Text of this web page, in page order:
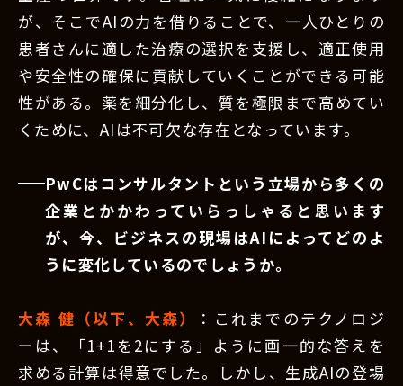
が、そこでAIの力を借りることで、一人ひとりの
患者さんに適した治療の選択を支援し、適正使用
や安全性の確保に貢献していくことができる可能
性がある。薬を細分化し、質を極限まで高めてい
くために、AIは不可欠な存在となっています。
PwCはコンサルタントという立場から多くの
企業とかかわっていらっしゃると思います
が、今、ビジネスの現場はAIによってどのよ
うに変化しているのでしょうか。
大森 健（以下、大森）
：これまでのテクノロジ
ーは、「1+1を2にする」ように画一的な答えを
求める計算は得意でした。しかし、生成AIの登場